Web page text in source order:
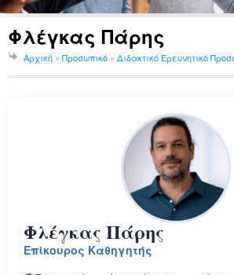
Φλέγκας Πάρης
Αρχική » Προσωπικό » Διδακτικό Ερευνητικό
Φλέγκας Πάρης
Επίκουρος Καθηγητής